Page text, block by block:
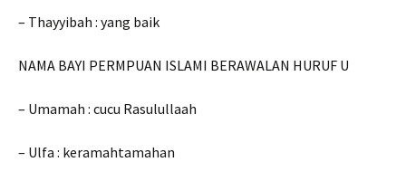
– Thayyibah : yang baik
NAMA BAYI PERMPUAN ISLAMI BERAWALAN HURUF U
– Umamah : cucu Rasulullaah
– Ulfa : keramahtamahan